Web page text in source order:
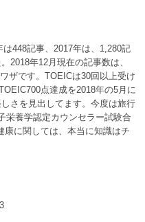
448記事、2017年は、1,280記
2018年12月現在の記事数は、
ザです。TOEICは30回以上受け
点達成を2018年の5月に
さを見出してます。今度は旅行
栄養学認定カウンセラー試験合
康に関しては、本当に知識はチ